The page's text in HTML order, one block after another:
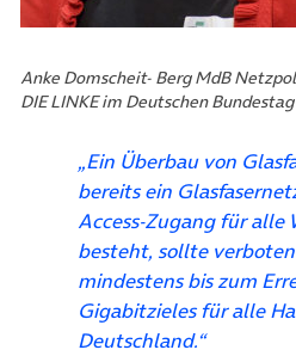
Anke Domscheit- Berg MdB
DIE LINKE im Deutschen
„Ein Überbau von
bereits ein
Access-Zugang für alle
besteht, sollte
mindestens bis zum
Gigabitzieles für alle
Deutschland.“